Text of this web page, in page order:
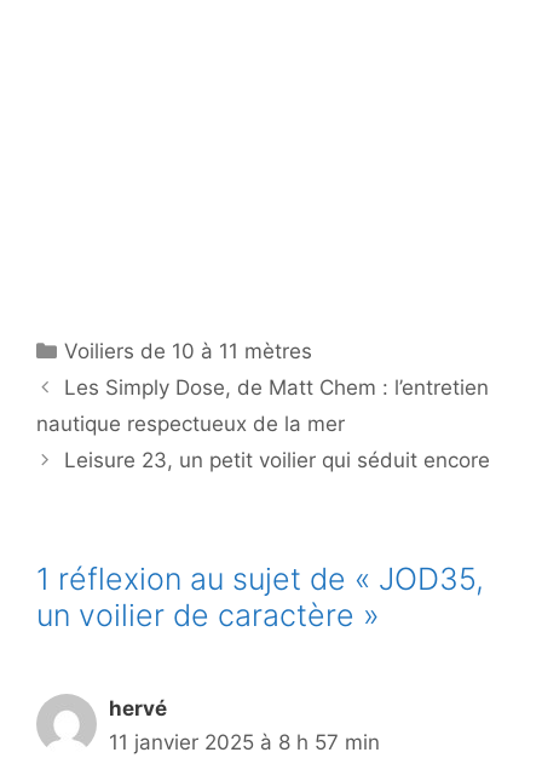
Catégories
Voiliers de 10 à 11 mètres
Les Simply Dose, de Matt Chem : l’entretien
nautique respectueux de la mer
Leisure 23, un petit voilier qui séduit encore
1 réflexion au sujet de « JOD35,
un voilier de caractère »
hervé
11 janvier 2025 à 8 h 57 min